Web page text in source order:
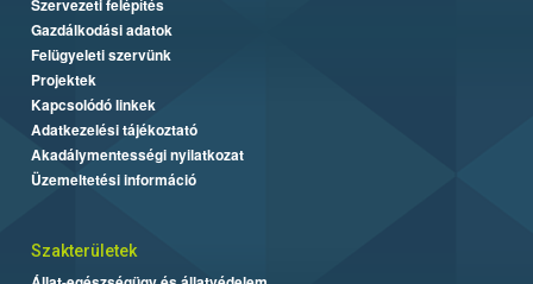
Szervezeti felépítés
Gazdálkodási adatok
Felügyeleti szervünk
Projektek
Kapcsolódó linkek
Adatkezelési tájékoztató
Akadálymentességi nyilatkozat
Üzemeltetési információ
Szakterületek